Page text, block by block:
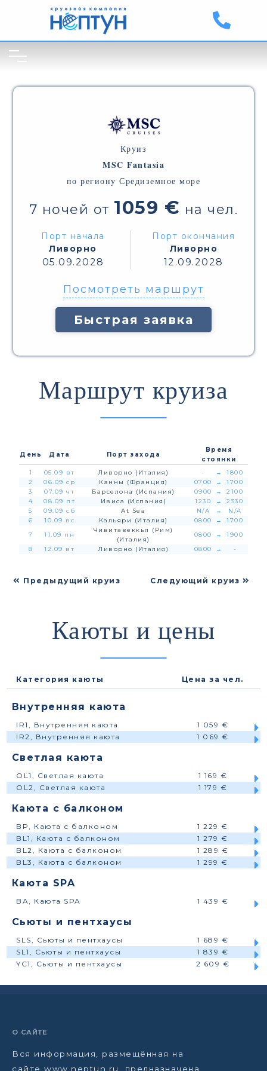
Круиз
MSC Fantasia
по региону Средиземное море
7 ночей от 1059 € на чел.
Порт начала
Ливорно
05.09.2028
Порт окончания
Ливорно
12.09.2028
Посмотреть маршрут
Быстрая заявка
Маршрут круиза
День Дата Порт захода
Время
стоянки
1
05.09 вт Ливорно (Италия) - →
1800
2
06.09 ср Канны (Франция) 0700 →
1700
3
07.09 чт Барселона (Испания) 0900 →
2100
4
08.09 пт Ивиса (Испания) 1230 →
2330
5
09.09 сб At Sea N/A →
N/A
6
10.09 вс Кальяри (Италия) 0800 →
1700
7
11.09 пн
Чивитавеккья (Рим)
(Италия)
0800 →
1900
8
12.09 вт Ливорно (Италия) 0800 → -
Предыдущий круиз Следующий круиз
Каюты и цены
Категория каюты Цена за чел.
Внутренняя каюта
IR1, Внутренняя каюта
1 059 €
IR2, Внутренняя каюта
1 069 €
Светлая каюта
OL1, Светлая каюта
1 169 €
OL2, Светлая каюта
1 179 €
Каюта с балконом
BP, Каюта с балконом
1 229 €
BL1, Каюта с балконом
1 279 €
BL2, Каюта с балконом
1 289 €
BL3, Каюта с балконом
1 299 €
Каюта SPA
BA, Каюта SPA 1 439 €
Сьюты и пентхаусы
SLS, Сьюты и пентхаусы
1 689 €
SL1, Сьюты и пентхаусы
1 839 €
YC1, Сьюты и пентхаусы
2 609 €
О САЙТЕ
Вся информация, размещённая на
сайте www.neptun.ru, предназначена